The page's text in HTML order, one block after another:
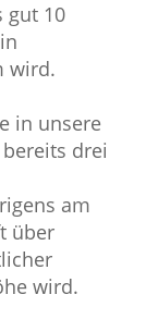
gut 10
wird.
in unsere
drei
am
über
wird.